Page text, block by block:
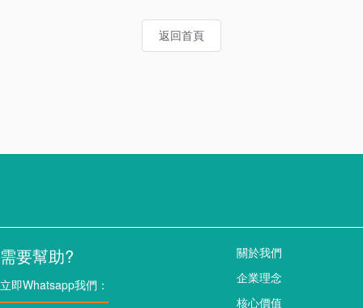
返回首頁
需要幫助?
立即Whatsapp我們：
關於我們
企業理念
核心價值